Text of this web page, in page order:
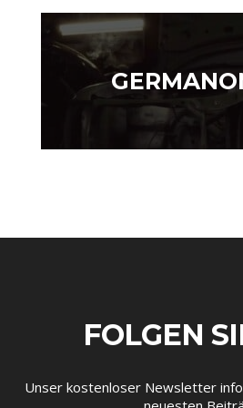
FOLGEN
Unser kostenloser Newsletter